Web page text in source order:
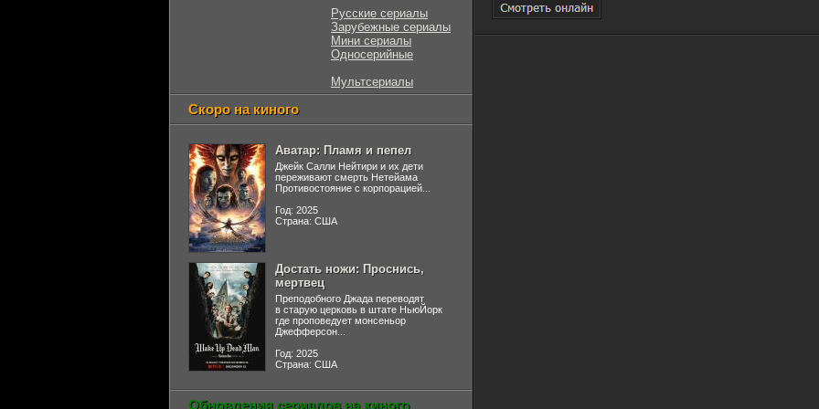
Русские сериалы
Зарубежные сериалы
Мини сериалы
Односерийные
Мультсериалы
Скоро на киного
Аватар: Пламя и пепел
Джейк Салли Нейтири и их дети
переживают смерть Нетейама
Противостояние с корпорацией...
Год: 2025
Страна: США
Достать ножи: Проснись,
мертвец
Преподобного Джада переводят
в старую церковь в штате НьюЙорк
где проповедует монсеньор
Джефферсон...
Год: 2025
Страна: США
Обновления сериалов на киного